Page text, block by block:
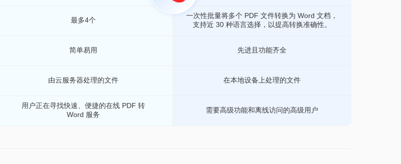
最多4个
一次性批量将多个 PDF 文件转换为 Word 文档，
支持近 30 种语言选择，以提高转换准确性。
简单易用 先进且功能齐全
由云服务器处理的文件 在本地设备上处理的文件
用户正在寻找快速、便捷的在线 PDF 转
Word 服务
需要高级功能和离线访问的高级用户